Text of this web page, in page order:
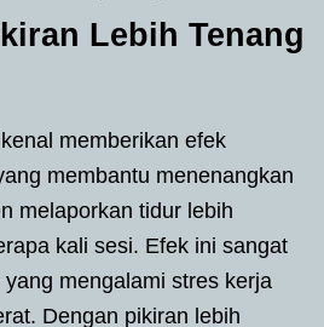
Lebih Tenang
memberikan efek
membantu menenangkan
melaporkan tidur lebih
kali sesi. Efek ini sangat
mengalami stres kerja
Dengan pikiran lebih